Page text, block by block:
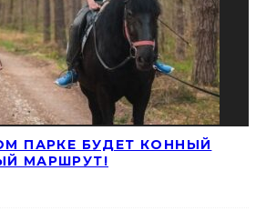
ПАРКЕ БУДЕТ КОННЫЙ
МАРШРУТ!